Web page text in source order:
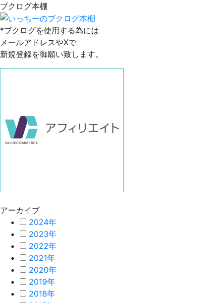
ブクログ本棚
*ブクログを使用する為には
メールアドレスやXで
新規登録を御願い致します。
アーカイブ
2024年
2023年
2022年
2021年
2020年
2019年
2018年